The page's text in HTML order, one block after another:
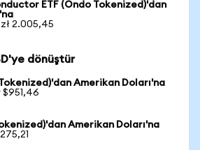
ETF (Ondo Tokenized)'dan
2.005,45
dönüştür
Amerikan Doları'na
$951,46
Amerikan Doları'na